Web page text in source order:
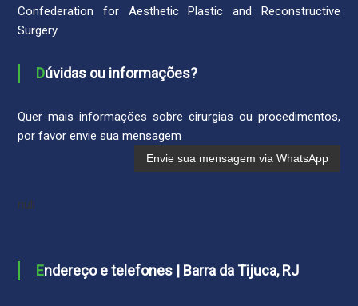
Confederation for Aesthetic Plastic and Reconstructive
Surgery
Dúvidas ou informações?
Quer mais informações sobre cirurgias ou procedimentos,
por favor envie sua mensagem
null
Endereço e telefones | Barra da Tijuca, RJ